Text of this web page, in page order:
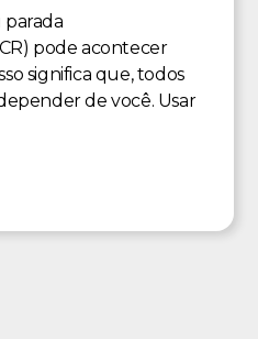
parada
pode acontecer
significa que, todos
de você. Usar